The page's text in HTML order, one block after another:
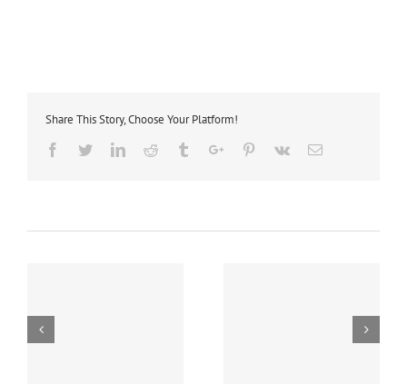
Share This Story, Choose Your Platform!
Facebook
TwitterLinkedinReddit TumblrGoogle+Pinterest
Vk Email
Sommersemester